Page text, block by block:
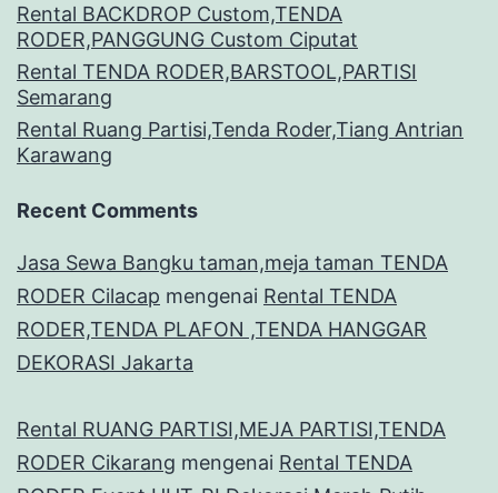
Rental BACKDROP Custom,TENDA
RODER,PANGGUNG Custom Ciputat
Rental TENDA RODER,BARSTOOL,PARTISI
Semarang
Rental Ruang Partisi,Tenda Roder,Tiang Antrian
Karawang
Recent Comments
Jasa Sewa Bangku taman,meja taman TENDA
RODER Cilacap mengenai Rental TENDA
RODER,TENDA PLAFON ,TENDA HANGGAR
DEKORASI Jakarta
Rental RUANG PARTISI,MEJA PARTISI,TENDA
RODER Cikarang mengenai Rental TENDA